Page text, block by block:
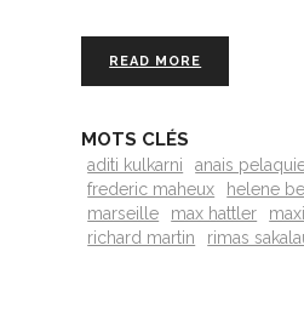
READ MORE
MOTS CLÉS
aditi kulkarni anais
frederic maheux
helene
marseille
max hattler
richard martin
rimas